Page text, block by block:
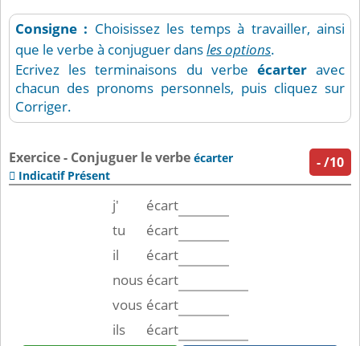
Consigne : Choisissez les temps à travailler, ainsi
que le verbe à conjuguer dansles options.
Ecrivez les terminaisons du verbe écarteravec
chacun des pronoms personnels, puis cliquez sur
Corriger.
-/10
Exercice - Conjuguer le verbe écarter
 Indicatif Présent
j'
écart
tu
écart
il
écart
nous écart
vous écart
ils
écart